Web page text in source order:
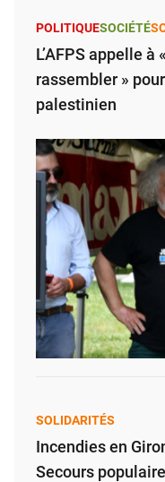
POLITIQUESOCIÉTÉ
L’AFPS appelle
rassembler »
palestinien
SOLIDARITÉS
Incendies en
Secours